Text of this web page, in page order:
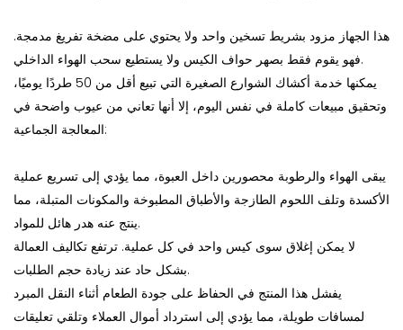
هذا الجهاز مزود بشريط تسخين واحد ولا يحتوي على مضخة تفريغ مدمجة.
فهو يقوم فقط بصهر حواف الكيس ولا يستطيع سحب الهواء الداخلي.
يمكنها خدمة أكشاك الشوارع الصغيرة التي تبيع أقل من 50 طردًا يوميًا،
وتحقيق مبيعات كاملة في نفس اليوم، إلا أنها تعاني من عيوب واضحة في
المعالجة الجماعية:
يبقى الهواء والرطوبة محصورين داخل العبوة، مما يؤدي إلى تسريع عملية
الأكسدة وتلف اللحوم الطازجة والأطباق المطبوخة والمكونات المتبلة، مما
ينتج عنه هدر هائل للمواد.
لا يمكن إغلاق سوى كيس واحد في كل عملية. ترتفع تكاليف العمالة
بشكل حاد عند زيادة حجم الطلبات.
يفشل هذا المنتج في الحفاظ على جودة الطعام أثناء النقل المبرد
لمسافات طويلة، مما يؤدي إلى استرداد أموال العملاء وتلقي تعليقات